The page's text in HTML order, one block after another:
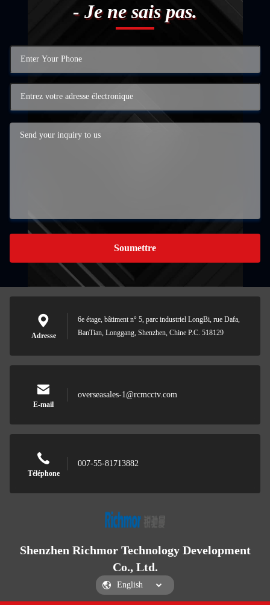
- Je ne sais pas.
Soumettre
Adresse
6e étage, bâtiment n° 5, parc industriel LongBi, rue Dafa,
BanTian, Longgang, Shenzhen, Chine P.C. 518129
E-mail
overseasales-1@rcmcctv.com
Téléphone
007-55-81713882
Shenzhen Richmor Technology Development
Co., Ltd.